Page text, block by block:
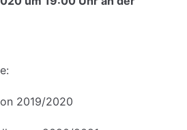
2019/2020